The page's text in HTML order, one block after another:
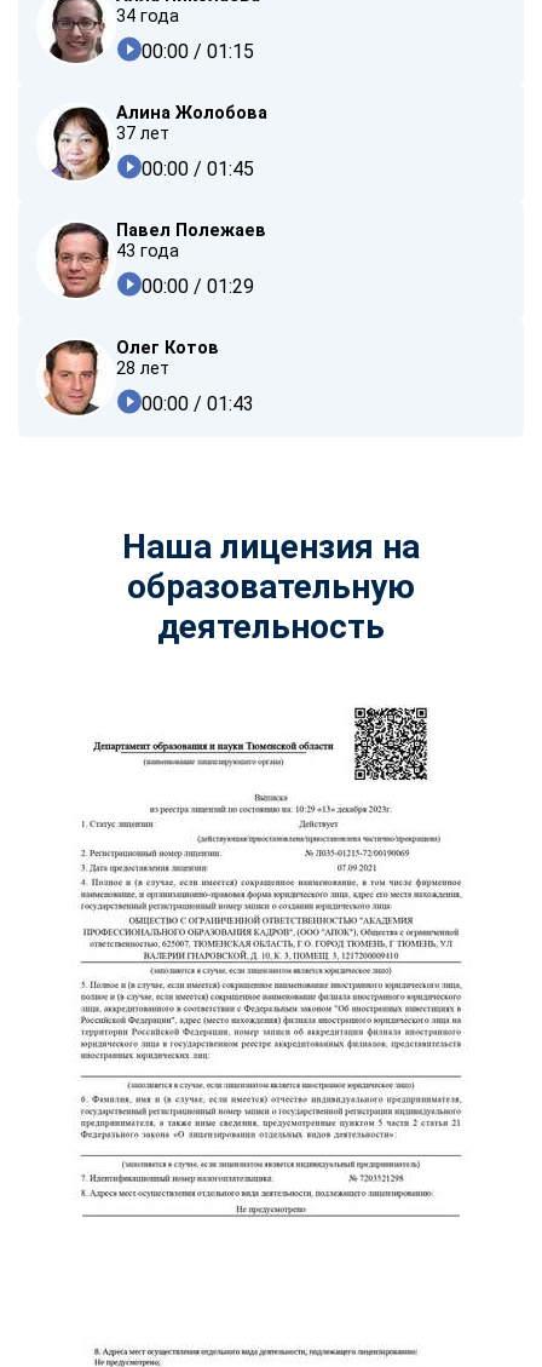
34 года
00:00 / 01:15
Алина Жолобова
37 лет
00:00 / 01:45
Павел Полежаев
43 года
00:00 / 01:29
Олег Котов
28 лет
00:00 / 01:43
Наша лицензия на
образовательную
деятельность